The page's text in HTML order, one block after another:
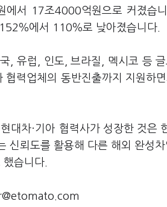
에서 17조4000억원으로 커졌습
％에서 110％로 낮아졌습니다.
, 유럽, 인도, 브라질, 멕시코 등
협력업체의 동반진출까지 지원하
대차·기아 협력사가 성장한 것은
신뢰도를 활용해 다른 해외 완성
습니다.